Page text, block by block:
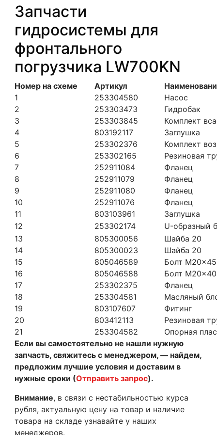
Запчасти
гидросистемы для
фронтального
погрузчика LW700KN
Номер на схеме Артикул
1
253304580
Насос
2
253303473
Гидробак
3
253303845
Комплект
4
803192117
Заглушка
5
253302376
Комплект
6
253302165
Резиновая
7
252911084
Фланец
8
252911079
Фланец
9
252911080
Фланец
10
252911076
Фланец
11
803103961
Заглушка
12
253302174
U-образный
13
805300056
Шайба 20
14
805300023
Шайба 20
15
805046589
Болт M20×45
16
805046588
Болт M20×40
17
253302375
Фланец
18
253304581
Масляный
19
803107607
Фитинг
20
803412113
Резиновая
21
253304582
Опорная
Если вы самостоятельно не нашли нужную
запчасть, свяжитесь с менеджером, — найдем,
предложим лучшие условия и доставим в
нужные сроки (Отправить запрос).
Внимание, в связи с нестабильностью курса
рубля, актуальную цену на товар и наличие
товара на складе узнавайте у наших
менеджеров.